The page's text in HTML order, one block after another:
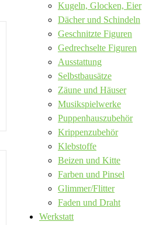
Kugeln, Glocken, Eier
Dächer und Schindeln
Geschnitzte Figuren
Gedrechselte Figuren
Ausstattung
Selbstbausätze
Zäune und Häuser
Musikspielwerke
Puppenhauszubehör
Krippenzubehör
Klebstoffe
Beizen und Kitte
Farben und Pinsel
Glimmer/Flitter
Faden und Draht
Werkstatt